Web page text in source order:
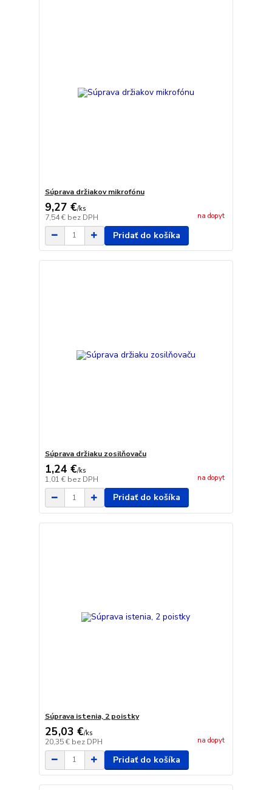
Súprava držiakov mikrofónu
9,27 €/ks
7,54 € bez DPH na dopyt
Pridať do košíka
Súprava držiaku zosilňovaču
1,24 €/ks
1,01 € bez DPH na dopyt
Pridať do košíka
Súprava istenia, 2 poistky
25,03 €/ks
20,35 € bez DPH na dopyt
Pridať do košíka